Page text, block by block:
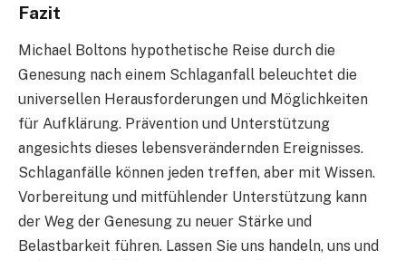
Fazit
Michael Boltons hypothetische Reise durch die
Genesung nach einem Schlaganfall beleuchtet die
universellen Herausforderungen und Möglichkeiten
für Aufklärung. Prävention und Unterstützung
angesichts dieses lebensverändernden Ereignisses.
Schlaganfälle können jeden treffen, aber mit Wissen.
Vorbereitung und mitfühlender Unterstützung kann
der Weg der Genesung zu neuer Stärke und
Belastbarkeit führen. Lassen Sie uns handeln, uns und